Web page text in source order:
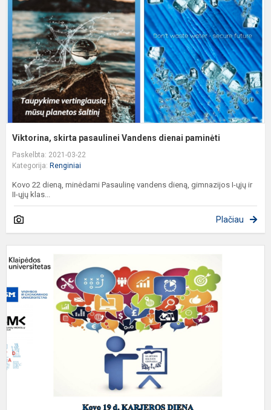
Viktorina, skirta pasaulinei Vandens dienai paminėti
Paskelbta: 2021-03-22
Kategorija: Renginiai
Kovo 22 dieną, minėdami Pasaulinę vandens dieną, gimnazijos I-ųjų ir
II-ųjų klas...
Plačiau